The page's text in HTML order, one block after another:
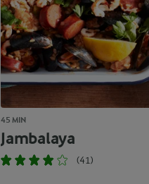
45 MIN
Jambalaya
(41)